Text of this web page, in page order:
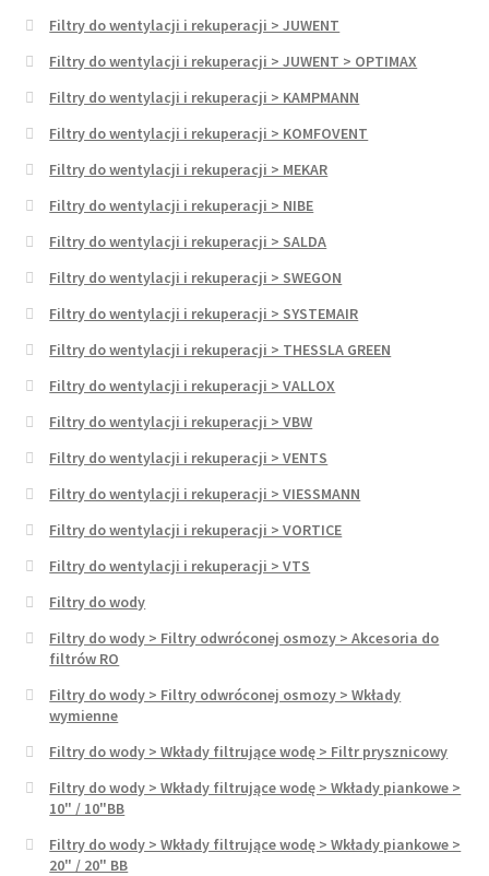
Filtry do wentylacji i rekuperacji > JUWENT
Filtry do wentylacji i rekuperacji > JUWENT > OPTIMAX
Filtry do wentylacji i rekuperacji > KAMPMANN
Filtry do wentylacji i rekuperacji > KOMFOVENT
Filtry do wentylacji i rekuperacji > MEKAR
Filtry do wentylacji i rekuperacji > NIBE
Filtry do wentylacji i rekuperacji > SALDA
Filtry do wentylacji i rekuperacji > SWEGON
Filtry do wentylacji i rekuperacji > SYSTEMAIR
Filtry do wentylacji i rekuperacji > THESSLA GREEN
Filtry do wentylacji i rekuperacji > VALLOX
Filtry do wentylacji i rekuperacji > VBW
Filtry do wentylacji i rekuperacji > VENTS
Filtry do wentylacji i rekuperacji > VIESSMANN
Filtry do wentylacji i rekuperacji > VORTICE
Filtry do wentylacji i rekuperacji > VTS
Filtry do wody
Filtry do wody > Filtry odwróconej osmozy > Akcesoria do
filtrów RO
Filtry do wody > Filtry odwróconej osmozy > Wkłady
wymienne
Filtry do wody > Wkłady filtrujące wodę > Filtr prysznicowy
Filtry do wody > Wkłady filtrujące wodę > Wkłady piankowe >
10" / 10"BB
Filtry do wody > Wkłady filtrujące wodę > Wkłady piankowe >
20" / 20" BB